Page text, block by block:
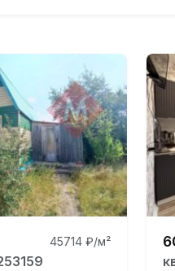
45714 ₽/м²